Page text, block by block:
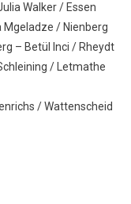
Walker / Essen
Mgeladze / Nienberg
– Betül Inci / Rheydt
/ Letmathe
/ Wattenscheid